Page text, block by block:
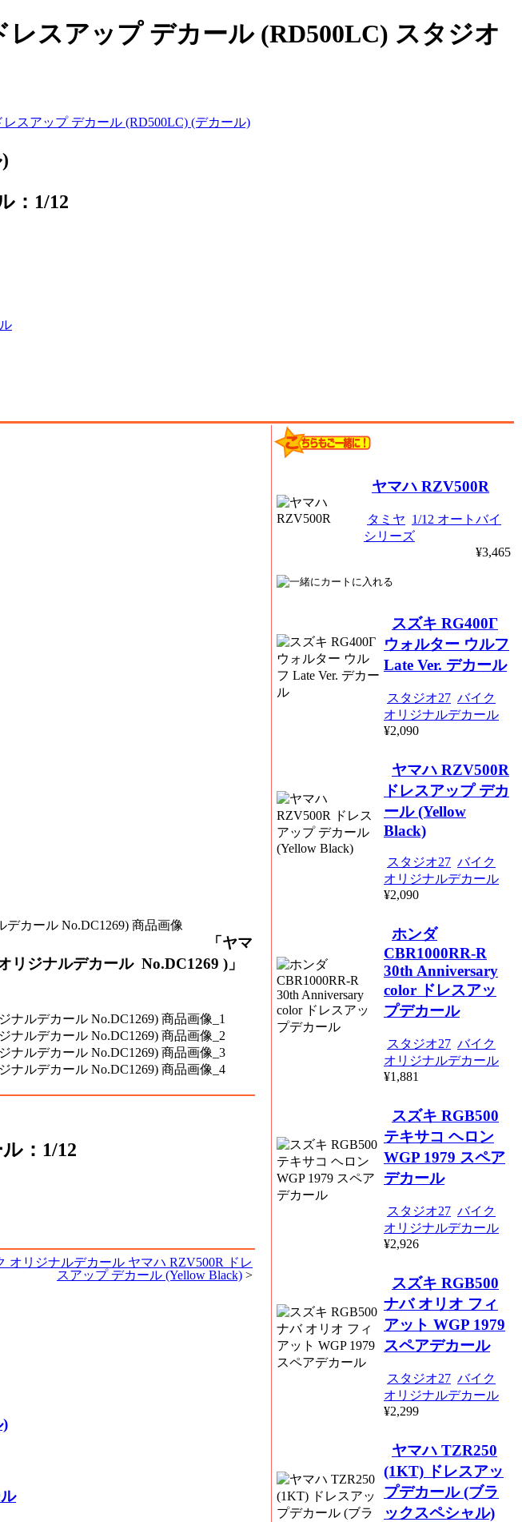
スアップ デカール (RD500LC) スタジオ
レスアップ デカール (RD500LC) (デカール)
：1/12
「ヤマ
ジナルデカール No.DC1269 )」
：1/12
オリジナルデカール ヤマハ RZV500R ドレ
スアップ デカール (Yellow Black) >
)
ヤマハ RZV500R
タミヤ 1/12 オートバイ
シリーズ
¥3,465
スズキ RG400Γ
ウォルター ウルフ
Late Ver. デカール
スタジオ27 バイク
オリジナルデカール
¥2,090
ヤマハ RZV500R
ドレスアップ デカ
ール (Yellow
Black)
スタジオ27 バイク
オリジナルデカール
¥2,090
ホンダ
CBR1000RR-R
30th Anniversary
color ドレスアッ
プデカール
スタジオ27 バイク
オリジナルデカール
¥1,881
スズキ RGB500
テキサコ ヘロン
WGP 1979 スペア
デカール
スタジオ27 バイク
オリジナルデカール
¥2,926
スズキ RGB500
ナバ オリオ フィ
アット WGP 1979
スペアデカール
スタジオ27 バイク
オリジナルデカール
¥2,299
ヤマハ TZR250
(1KT) ドレスアッ
プデカール (ブラ
ックスペシャル)